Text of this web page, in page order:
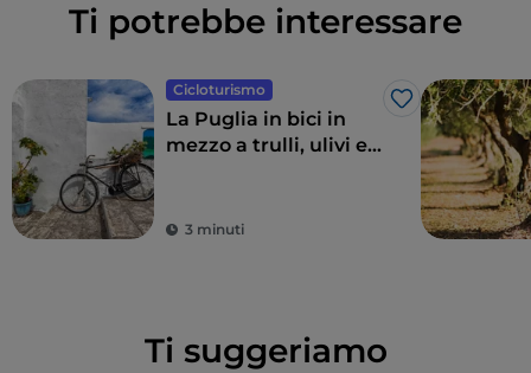
Ti potrebbe interessare
Cicloturismo
Like
La Puglia in bici in
mezzo a trulli, ulivi e
3 minuti
Ti suggeriamo